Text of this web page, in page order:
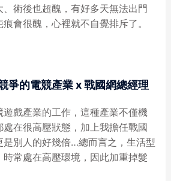
術後也超醜，有好多天無法出門
會很醜，心裡就不自覺排斥了。
爭的電競產業 x 戰國網總經理
戲產業的工作，這種產業不僅機
在很高壓狀態，加上我擔任戰國
是別人的好幾倍…總而言之，生活型
常處在高壓環境，因此加重掉髮